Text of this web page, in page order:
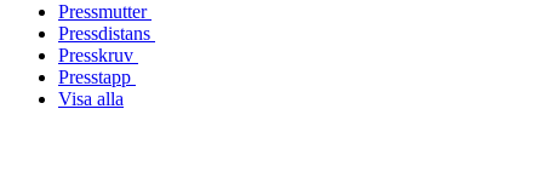
Pressmutter
Pressdistans
Presskruv
Presstapp
Visa alla